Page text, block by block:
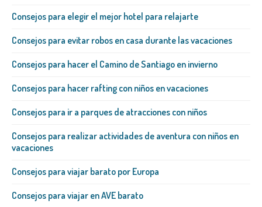
Consejos para elegir el mejor hotel para relajarte
Consejos para evitar robos en casa durante las vacaciones
Consejos para hacer el Camino de Santiago en invierno
Consejos para hacer rafting con niños en vacaciones
Consejos para ir a parques de atracciones con niños
Consejos para realizar actividades de aventura con niños en
vacaciones
Consejos para viajar barato por Europa
Consejos para viajar en AVE barato